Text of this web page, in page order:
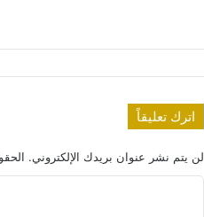
اترك تعليقاً
لن يتم نشر عنوان بريدك الإلكتروني.